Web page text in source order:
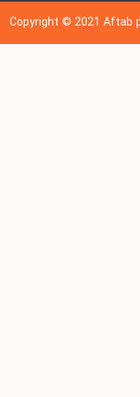
Copyright © 202 1Aftab